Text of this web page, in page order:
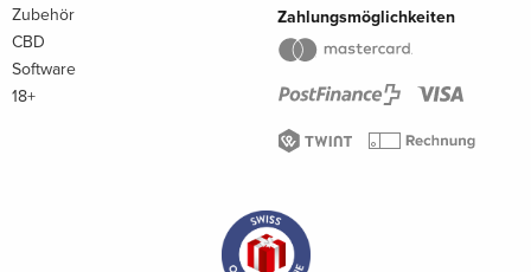
Zubehör
CBD
Software
18+
Zahlungsmöglichkeiten